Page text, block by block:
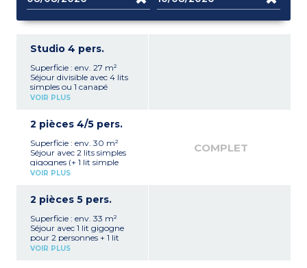
Studio 4 pers.
Superficie : env. 27 m²
Séjour divisible avec 4 lits
simples ou 1 canapé
gigogne et 2 lits simples
lave-vaisselle
Balcon ou rez-de-chaussée
VOIR PLUS
2 pièces 4/5 pers.
Superficie : env. 30 m²
Séjour avec 2 lits simples
gigognes (+ 1 lit simple
pour certains)
+ 1 lit simple
électrique, micro-ondes,
lave-vaisselle
Salle de bains, WC séparé
Balcon ou rez-de-chaussée
VOIR PLUS
COMPLET
2 pièces 5 pers.
Superficie : env. 33 m²
Séjour avec 1 lit gigogne
pour 2 personnes + 1 lit
simple
VOIR PLUS